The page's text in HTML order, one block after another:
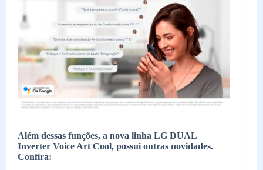
Além dessas funções, a nova linha LG DUAL
Inverter Voice Art Cool, possui outras novidades.
Confira: